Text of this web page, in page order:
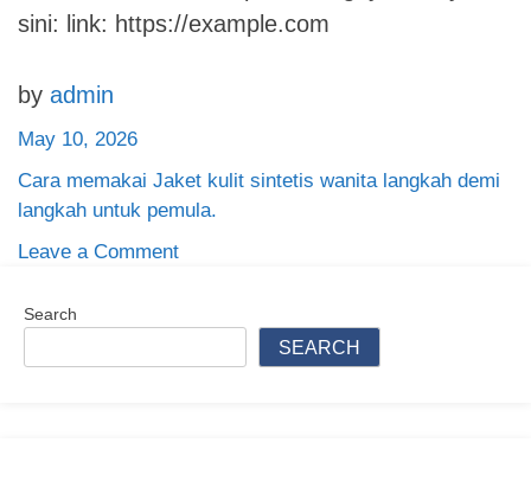
sini: link: https://example.com
by admin
May 10, 2026
Cara memakai Jaket kulit sintetis wanita langkah demi
langkah untuk pemula.
Leave a Commenton
kulit
Search
SEARCH